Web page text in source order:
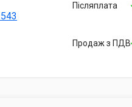
Післяплата
Продаж з ПДВ